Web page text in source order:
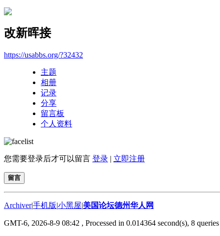
改新晖接
https://usabbs.org/?32432
主题
相册
记录
分享
留言板
个人资料
您需要登录后才可以留言 登录 | 立即注册
留言
Archiver|手机版|小黑屋|美国论坛德州华人网
GMT-6, 2026-8-9 08:42 , Processed in 0.014364 second(s), 8